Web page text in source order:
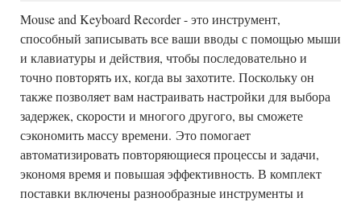
Mouse and Keyboard Recorder - это инструмент,
способный записывать все ваши вводы с помощью мыши
и клавиатуры и действия, чтобы последовательно и
точно повторять их, когда вы захотите. Поскольку он
также позволяет вам настраивать настройки для выбора
задержек, скорости и многого другого, вы сможете
сэкономить массу времени. Это помогает
автоматизировать повторяющиеся процессы и задачи,
экономя время и повышая эффективность. В комплект
поставки включены разнообразные инструменты и